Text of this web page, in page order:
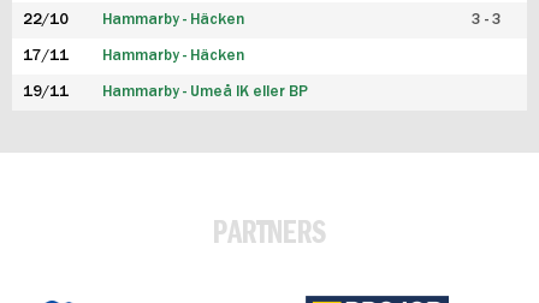
22/10 Hammarby - Häcken 3 - 3
17/11 Hammarby - Häcken
19/11 Hammarby - Umeå IK eller BP
PARTNERS